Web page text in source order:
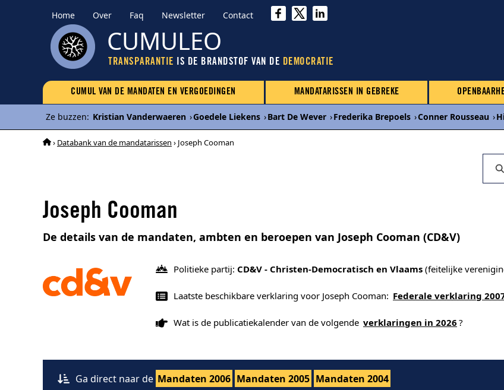
Home Over Faq Newsletter Contact
CUMULEO
TRANSPARANTIE IS DE BRANDSTOF VAN DE DEMOCRATIE
CUMUL VAN DE MANDATEN EN VERGOEDINGEN MANDATARISSEN IN GEBREKE
Ze buzzen: Kristian Vanderwaeren ›Goedele Liekens ›Bart De Wever ›Frederika Brepoels ›Conner Rousseau ›
› Databank van de mandatarissen › Joseph Cooman
Joseph Cooman
De details van de mandaten, ambten en beroepen van Joseph Cooman (CD&V)
Politieke partij: CD&V - Christen-Democratisch en Vlaams (feitelijke
Laatste beschikbare verklaring voor Joseph Cooman: Federale verklaring
Wat is de publicatiekalender van de volgende verklaringen in 2026 ?
Ga direct naar de Mandaten 2006 Mandaten 2005 Mandaten 2004